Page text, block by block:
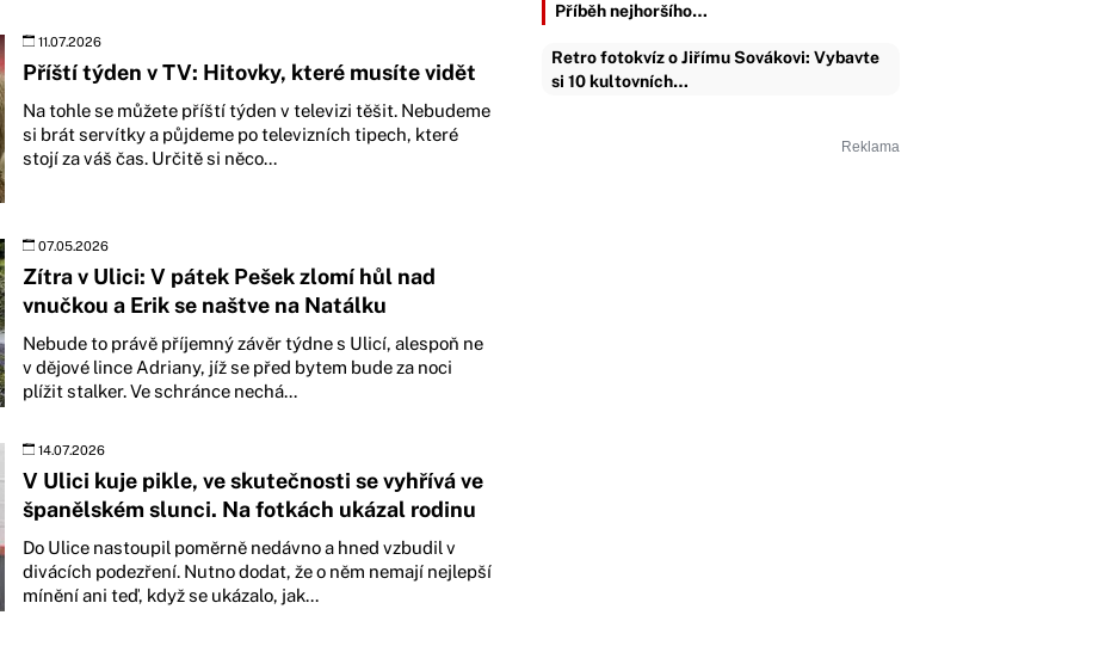
11.07.2026
Příští týden v TV: Hitovky, které musíte vidět
Na tohle se můžete příští týden v televizi těšit. Nebudeme
si brát servítky a půjdeme po televizních tipech, které
stojí za váš čas. Určitě si něco...
07.05.2026
Zítra v Ulici: V pátek Pešek zlomí hůl nad
vnučkou a Erik se naštve na Natálku
Nebude to právě příjemný závěr týdne s Ulicí, alespoň ne
v dějové lince Adriany, jíž se před bytem bude za noci
plížit stalker. Ve schránce nechá...
14.07.2026
V Ulici kuje pikle, ve skutečnosti se vyhřívá ve
španělském slunci. Na fotkách ukázal rodinu
Do Ulice nastoupil poměrně nedávno a hned vzbudil v
divácích podezření. Nutno dodat, že o něm nemají nejlepší
mínění ani teď, když se ukázalo, jak...
Příběh nejhoršího…
Retro fotokvíz o Jiřímu Sovákovi: Vybavte
si 10 kultovních…